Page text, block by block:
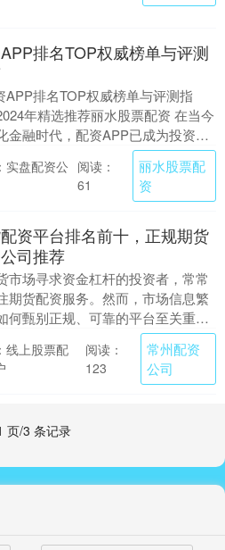
排名TOP权威榜单与评测
APP排名TOP权威榜单与评测指
年精选推荐丽水股票配资 在当今
金融时代，配资APP已成为投资者
收益的重要工具。然而，市场上众多
实盘配资公 阅读：
61
丽水股票配
资
资平台排名前十，正规期货
司推荐
市场寻求资金杠杆的投资者，常常
期货配资服务。然而，市场信息繁
何甄别正规、可靠的平台至关重
本文旨在提供一份当前市场上综合口
力位居前列的....
线上股票配
阅读：
123
常州配资
公司
页/3 条记录